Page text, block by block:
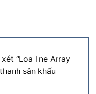
“Loa line Array
sân khấu